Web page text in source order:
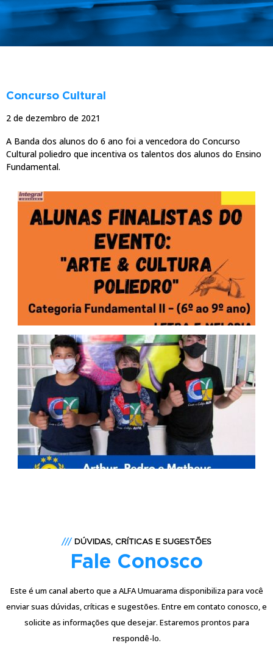
Concurso Cultural
2 de dezembro de 2021
A Banda dos alunos do 6 ano foi a vencedora do Concurso
Cultural poliedro que incentiva os talentos dos alunos do Ensino
Fundamental.
///DÚVIDAS, CRÍTICAS E SUGESTÕES
Fale Conosco
Este é um canal aberto que a ALFA Umuarama disponibiliza para você
enviar suas dúvidas, críticas e sugestões. Entre em contato conosco, e
solicite as informações que desejar. Estaremos prontos para
respondê-lo.